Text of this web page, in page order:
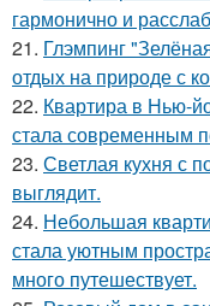
гармонично и
21. Глэмпинг
отдых на природе с
22. Квартира в Нью-
стала современным
23. Светлая кухня с
выглядит.
24. Небольшая
стала уютным
много путешествует.